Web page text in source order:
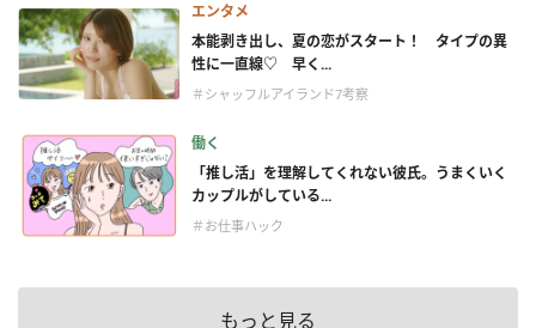
エンタメ
本能剥き出し、夏の恋がスタート！ タイプの異
性に一直線♡ 早く...
＃シャッフルアイランド7考察
働く
「推し活」を理解してくれない彼氏。うまくいく
カップルがしている...
＃お仕事ハック
もっと見る